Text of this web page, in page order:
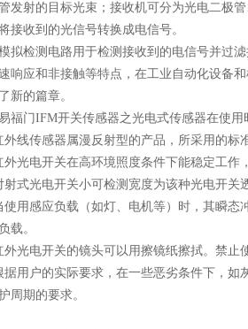
发射的目标光束；接收机可分为光电二极
接收到的光信号转换成电信号。
检测电路用于检测接收到的电信号并过滤
响应和非接触等特点，在工业自动化设备
新的篇章。
门IFM开关传感器之光电式传感器在使用
传感器属漫反射型的产品，所采用的标准
电开关在高环境照度条件下能稳定工作
光电开关小可检测宽度为该种光电开关透
感应负载（如灯、电机等）时，其瞬态
载。
电开关的镜头可以用擦镜纸擦拭。禁止
户的实际要求，在一些恶劣条件下，如
周期的要求。